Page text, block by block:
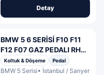
Detay
BMW 5 6 SERİSİ F10 F11
F12 F07 GAZ PEDALI RHD
686 OEM 6860784
Koltuk & Döşeme Pedal
BMW 5 Serisi• İstanbul / Sarıyer